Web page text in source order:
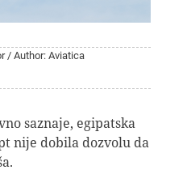
/ Author: Aviatica
saznaje, egipatska
nije dobila dozvolu da